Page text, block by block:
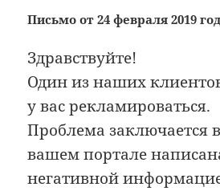
Письмо от 24 февраля 2019
Здравствуйте!
Один из наших
у вас рекламироваться.
Проблема заключается
вашем портале
негативной